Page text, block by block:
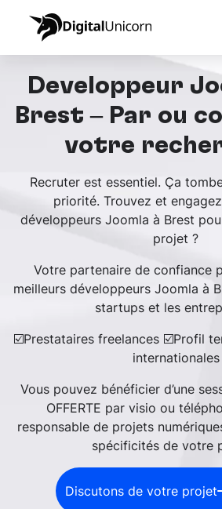
Développeur
Brest – Par où
votre
Recruter est essentiel. Ça
priorité. Trouvez et
développeurs Joomla à Brest
projet ?
Votre partenaire de confiance
meilleurs développeurs Joomla à
startups et les
☑️Prestataires freelances ☑️Profil
internationales
Vous pouvez bénéficier d’une
OFFERTE par visio ou
responsable de projets
spécificités de votre
Discutons de votre projet